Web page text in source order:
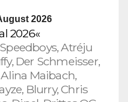
2026
2026«
Atréju
Der Schmeisser,
Maibach,
Blurry, Chris